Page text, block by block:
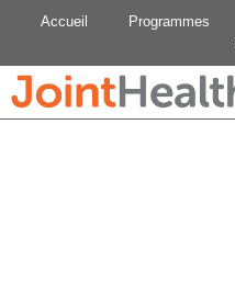
Accueil Programmes